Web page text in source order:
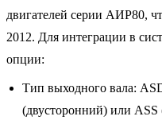
двигателей серии АИР80,
2012. Для интеграции в
опции:
Тип выходного вала:
(двусторонний) или ASS